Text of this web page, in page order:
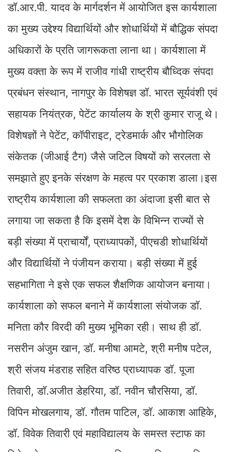
डॉ.आर.पी. यादव के मार्गदर्शन में आयोजित इस कार्यशाला
का मुख्य उद्देश्य विद्यार्थियों और शोधार्थियों में बौद्धिक संपदा
अधिकारों के प्रति जागरूकता लाना था। कार्यशाला में
मुख्य वक्ता के रूप में राजीव गांधी राष्ट्रीय बौध्दिक संपदा
प्रबंधन संस्थान, नागपुर के विशेषज्ञ डॉ. भारत सूर्यवंशी एवं
सहायक नियंत्रक, पेटेंट कार्यालय के श्री कुमार राजू थे।
विशेषज्ञों ने पेटेंट, कॉपीराइट, ट्रेडमार्क और भौगोलिक
संकेतक (जीआई टैग) जैसे जटिल विषयों को सरलता से
समझाते हुए इनके संरक्षण के महत्व पर प्रकाश डाला।इस
राष्ट्रीय कार्यशाला की सफलता का अंदाजा इसी बात से
लगाया जा सकता है कि इसमें देश के विभिन्न राज्यों से
बड़ी संख्या में प्राचार्यों, प्राध्यापकों, पीएचडी शोधार्थियों
और विद्यार्थियों ने पंजीयन कराया। बड़ी संख्या में हुई
सहभागिता ने इसे एक सफल शैक्षणिक आयोजन बनाया।
कार्यशाला को सफल बनाने में कार्यशाला संयोजक डॉ.
मनिता कौर विरदी की मुख्य भूमिका रही। साथ ही डॉ.
नसरीन अंजुम खान, डॉ. मनीषा आमटे, श्री मनीष पटेल,
श्री संजय मंडराह सहित वरिष्ठ प्राध्यापक डॉ. पूजा
तिवारी, डॉ.अजीत डेहरिया, डॉ. नवीन चौरसिया, डॉ.
विपिन मोखलगाय, डॉ. गौतम पाटिल, डॉ. आकाश आहिके,
डॉ. विवेक तिवारी एवं महाविद्यालय के समस्त स्टाफ का